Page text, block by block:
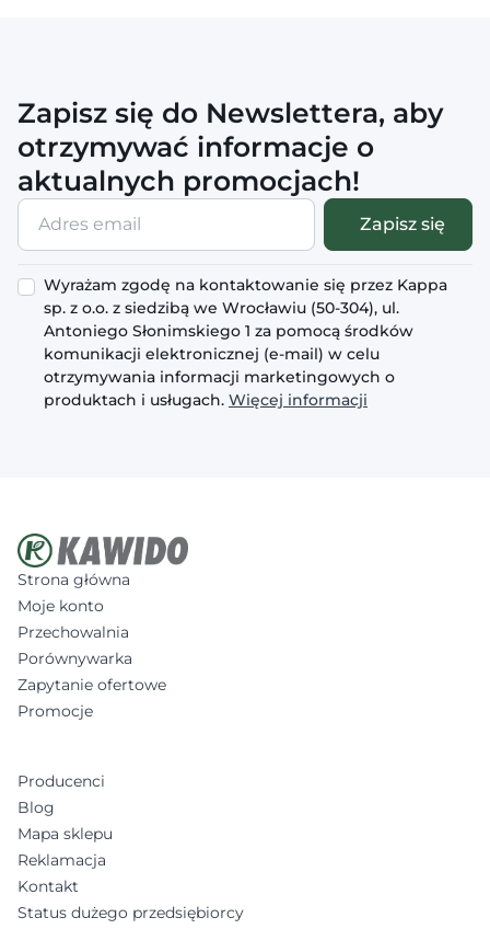
Zapisz się do Newslettera, aby
otrzymywać informacje o
aktualnych promocjach!
Adres
email
Zapisz się
Wyrażam zgodę na kontaktowanie się przez Kappa
sp. z o.o. z siedzibą we Wrocławiu (50-304), ul.
Antoniego Słonimskiego 1 za pomocą środków
komunikacji elektronicznej (e-mail) w celu
otrzymywania informacji marketingowych o
produktach i usługach. Więcej informacji
Strona główna
Moje konto
Przechowalnia
Porównywarka
Zapytanie ofertowe
Promocje
Producenci
Blog
Mapa sklepu
Reklamacja
Kontakt
Status dużego przedsiębiorcy